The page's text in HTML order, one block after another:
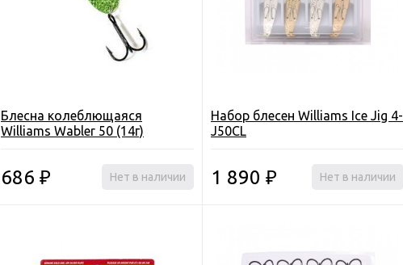
Блесна колеблющаяся
Williams Wabler 50 (14г)
686 ₽ Нет в наличии
Набор блесен Williams Ice Jig 4-
J50CL
1 890 ₽ Нет в наличии